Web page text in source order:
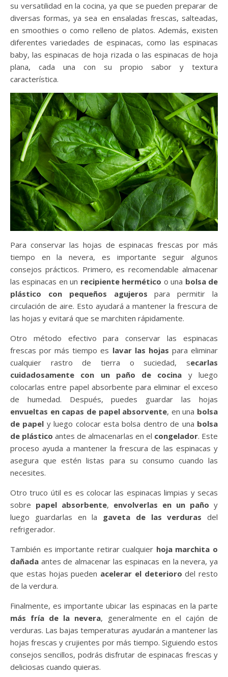
su versatilidad en la cocina, ya que se pueden preparar de
diversas formas, ya sea en ensaladas frescas, salteadas,
en smoothies o como relleno de platos. Además, existen
diferentes variedades de espinacas, como las espinacas
baby, las espinacas de hoja rizada o las espinacas de hoja
plana, cada una con su propio sabor y textura
característica.
Para conservar las hojas de espinacas frescas por más
tiempo en la nevera, es importante seguir algunos
consejos prácticos. Primero, es recomendable almacenar
las espinacas en un recipiente hermético o una bolsa de
plástico con pequeños agujeros para permitir la
circulación de aire. Esto ayudará a mantener la frescura de
las hojas y evitará que se marchiten rápidamente.
Otro método efectivo para conservar las espinacas
frescas por más tiempo es lavar las hojas para eliminar
cualquier rastro de tierra o suciedad, secarlas
cuidadosamente con un paño de cocina y luego
colocarlas entre papel absorbente para eliminar el exceso
de humedad. Después, puedes guardar las hojas
envueltas en capas de papel absorvente, en una bolsa
de papel y luego colocar esta bolsa dentro de una bolsa
de plástico antes de almacenarlas en el congelador. Este
proceso ayuda a mantener la frescura de las espinacas y
asegura que estén listas para su consumo cuando las
necesites.
Otro truco útil es es colocar las espinacas limpias y secas
sobre papel absorbente, envolverlas en un paño y
luego guardarlas en la gaveta de las verduras del
refrigerador.
También es importante retirar cualquier hoja marchita o
dañada antes de almacenar las espinacas en la nevera, ya
que estas hojas pueden acelerar el deterioro del resto
de la verdura.
Finalmente, es importante ubicar las espinacas en la parte
más fría de la nevera, generalmente en el cajón de
verduras. Las bajas temperaturas ayudarán a mantener las
hojas frescas y crujientes por más tiempo. Siguiendo estos
consejos sencillos, podrás disfrutar de espinacas frescas y
deliciosas cuando quieras.